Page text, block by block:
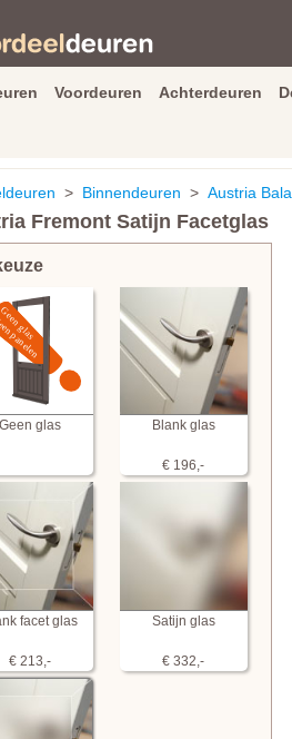
Voordeuren Achterdeuren
> Binnendeuren > Austria
Fremont Satijn Facetglas
Geen glas Blank glas
€ 196,-
facet glas
€ 213,-
Satijn glas
€ 332,-